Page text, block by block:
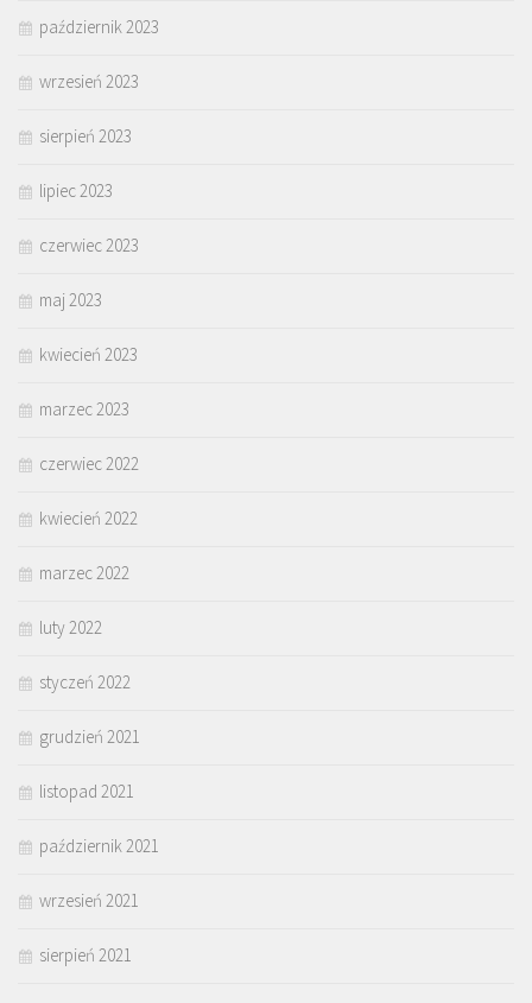
październik 2023
wrzesień 2023
sierpień 2023
lipiec 2023
czerwiec 2023
maj 2023
kwiecień 2023
marzec 2023
czerwiec 2022
kwiecień 2022
marzec 2022
luty 2022
styczeń 2022
grudzień 2021
listopad 2021
październik 2021
wrzesień 2021
sierpień 2021